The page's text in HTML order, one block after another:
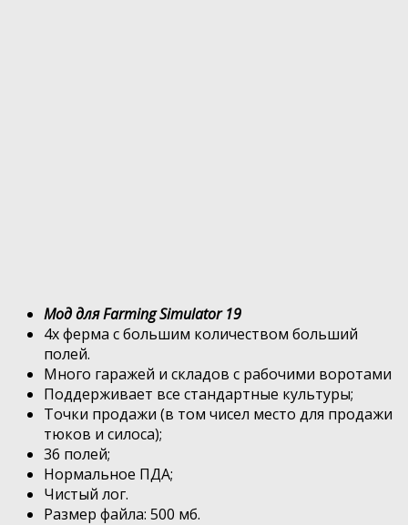
Мод для Farming Simulator 19
4х ферма с большим количеством больший
полей.
Много гаражей и складов с рабочими воротами
Поддерживает все стандартные культуры;
Точки продажи (в том чисел место для продажи
тюков и силоса);
36 полей;
Нормальное ПДА;
Чистый лог.
Размер файла: 500 мб.